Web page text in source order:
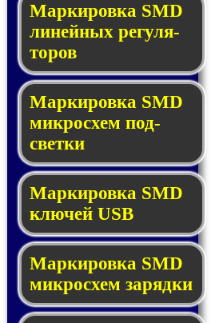
Маркировка SMD
ли­ней­ных ре­гу­ля­
то­ров
Маркировка SMD
мик­ро­схем под­
свет­ки
Маркировка SMD
клю­чей USB
Маркировка SMD
мик­рос­хем за­ряд­ки